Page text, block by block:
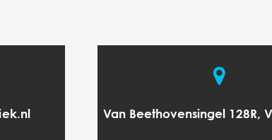
Van Beethovensingel 128R,